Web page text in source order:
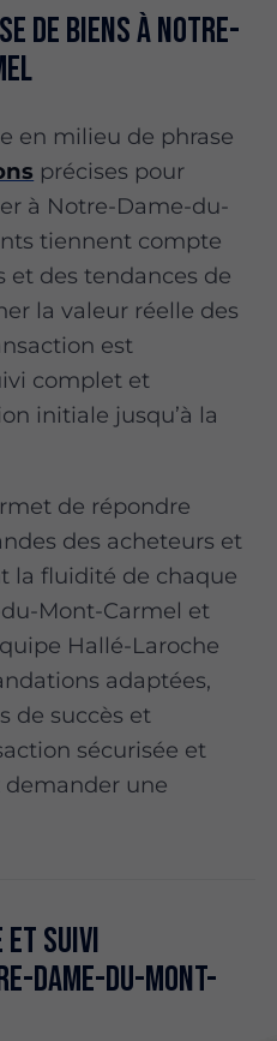
de biens à Notre-
en milieu de phrase
précises pour
à Notre-Dame-du-
tiennent compte
et des tendances de
la valeur réelle des
est
complet et
initiale jusqu’à la
de répondre
des acheteurs et
la fluidité de chaque
Mont-Carmel et
Hallé-Laroche
adaptées,
de succès et
sécurisée et
demander une
et suivi
Dame-du-Mont-